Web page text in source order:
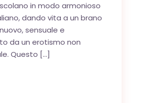
in modo armonioso
dando vita a un brano
sensuale e
da un erotismo non
Questo […]